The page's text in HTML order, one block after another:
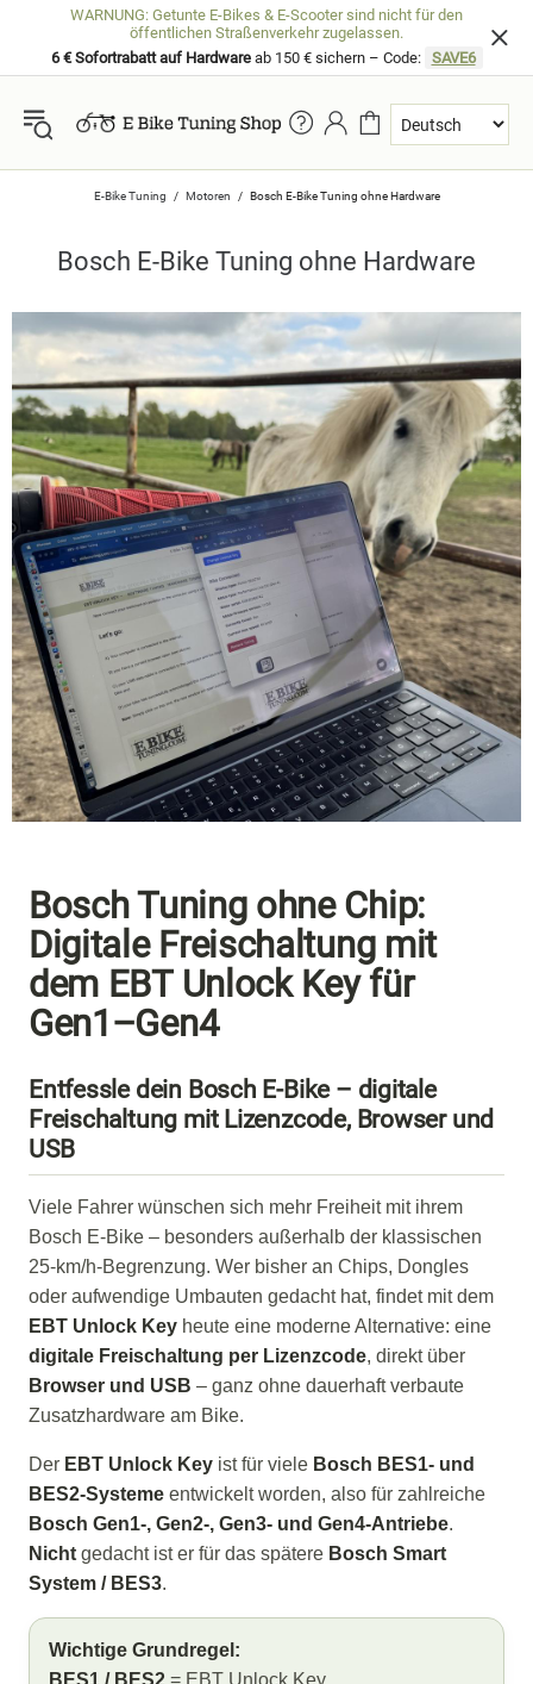
WARNUNG: Getunte E-Bikes & E-Scooter sind nicht für den
öffentlichen Straßenverkehr zugelassen.
6 € Sofortrabatt auf Hardwareab 150 € sichern – Code: SAVE6
E-Bike Tuning Motoren Bosch E-Bike Tuning ohne Hardware
Bosch E-Bike Tuning ohne Hardware
Bosch Tuning ohne Chip:
Digitale Freischaltung mit
dem EBT Unlock Key für
Gen1–Gen4
Entfessle dein Bosch E-Bike – digitale
Freischaltung mit Lizenzcode, Browser und
USB
Viele Fahrer wünschen sich mehr Freiheit mit ihrem
Bosch E-Bike – besonders außerhalb der klassischen
25-km/h-Begrenzung. Wer bisher an Chips, Dongles
oder aufwendige Umbauten gedacht hat, findet mit dem
EBT Unlock Key heute eine moderne Alternative: eine
digitale Freischaltung per Lizenzcode, direkt über
Browser und USB – ganz ohne dauerhaft verbaute
Zusatzhardware am Bike.
Der EBT Unlock Key ist für viele Bosch BES1- und
BES2-Systeme entwickelt worden, also für zahlreiche
Bosch Gen1-, Gen2-, Gen3- und Gen4-Antriebe.
Nicht gedacht ist er für das spätere Bosch Smart
System / BES3.
Wichtige Grundregel:
BES1 / BES2 = EBT Unlock Key